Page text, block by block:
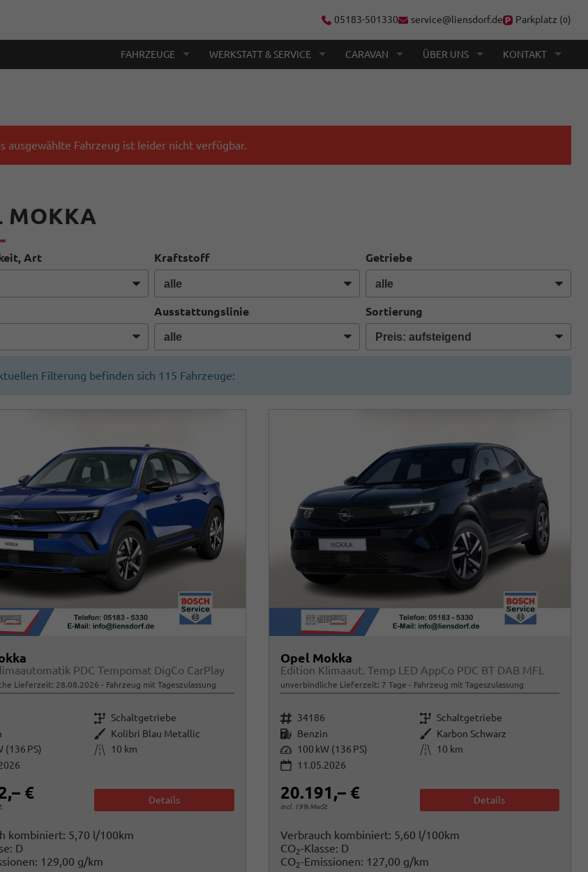
05183-501330 service@liensdorf.de Parkplatz (0)
FAHRZEUGE WERKSTATT & SERVICE CARAVAN ÜBER UNS KONTAKT
ausgewählte Fahrzeug ist leider nicht verfügbar.
MOKKA
Art Kraftstoff Getriebe
Ausstattungslinie Sortierung
Filterung befinden sich 115 Fahrzeuge:
PDC Tempomat DigCo CarPlay
Lieferzeit: 28.08.2026 Fahrzeug mit Tageszulassung
Getriebe Schaltgetriebe
Außenfarbe Kolibri Blau Metallic
(136 PS) Kilometerstand 10 km
€ Details
kombiniert: 5,70 l/100km
D
129,00 g/km
Opel Mokka
Edition Klimaaut. Temp LED AppCo PDC BT DAB MFL
unverbindliche Lieferzeit: 7 Tage Fahrzeug mit Tageszulassung
Fahrzeugnr. 34186 Getriebe Schaltgetriebe
Kraftstoff Benzin Außenfarbe Karbon Schwarz
Leistung 100 kW (136 PS) Kilometerstand
10 km
11.05.2026
20.191,– €
incl. 19% MwSt.
Details
Verbrauch kombiniert: 5,60 l/100km
CO2-Klasse: D
CO2-Emissionen: 127,00 g/km